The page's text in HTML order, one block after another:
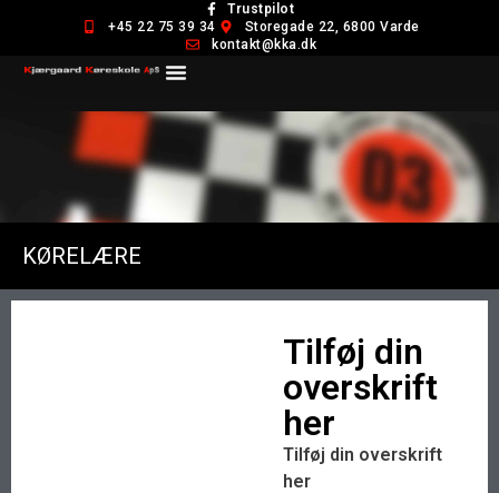
Trustpilot
+45 22 75 39 34
Storegade 22, 6800 Varde
kontakt@kka.dk
KØRELÆRE
Tilføj din
overskrift
her
Tilføj din overskrift
her